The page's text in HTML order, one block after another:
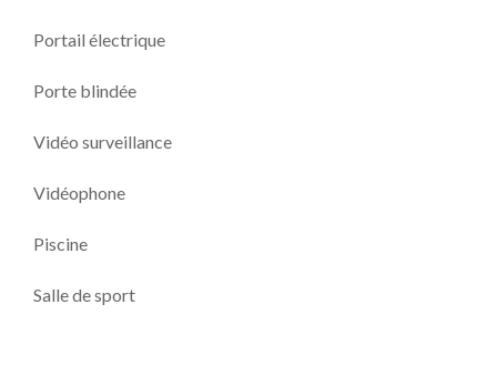
Portail électrique
Porte blindée
Vidéo surveillance
Vidéophone
Piscine
Salle de sport